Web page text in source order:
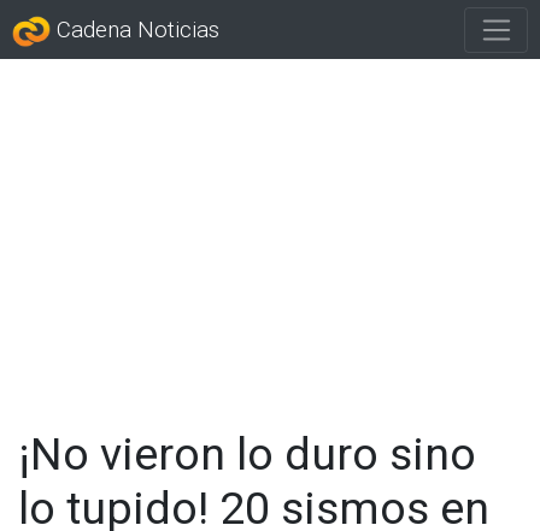
Cadena Noticias
¡No vieron lo duro sino
lo tupido! 20 sismos en